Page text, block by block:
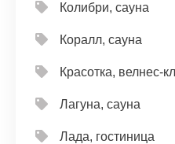
Колибри, сауна
Коралл, сауна
Красотка, велнес-
Лагуна, сауна
Лада, гостиница